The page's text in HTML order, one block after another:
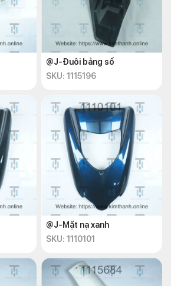
@J-Đuôi bảng số
SKU: 1115196
@J-Mặt nạ xanh
SKU: 1110101